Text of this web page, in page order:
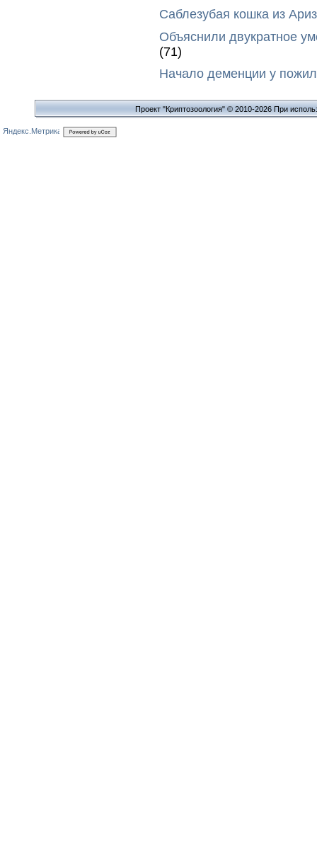
Саблезубая кошка из
Объяснили двукратное
(71)
Начало деменции у
Проект "Криптозоология" © 2010-2026 При